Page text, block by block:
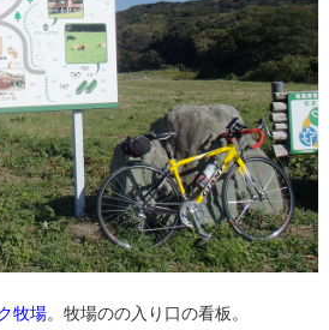
牧場。牧場のの入り口の看板。